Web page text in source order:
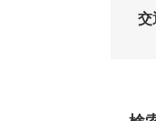
交